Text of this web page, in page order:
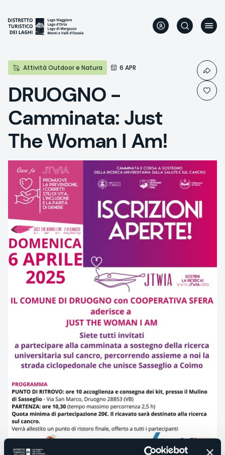
contenu
principal
Attività Outdoor e Natura 6 APR
DRUOGNO -
Camminata: Just
The Woman I Am!